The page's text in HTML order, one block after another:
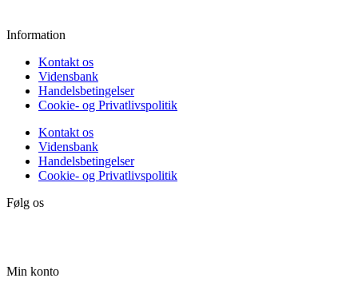
Information
Kontakt os
Vidensbank
Handelsbetingelser
Cookie- og Privatlivspolitik
Kontakt os
Vidensbank
Handelsbetingelser
Cookie- og Privatlivspolitik
Følg os
Min konto